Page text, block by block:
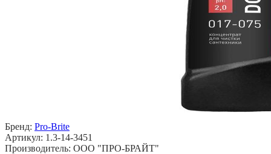
Бренд: Pro-Brite
Артикул: 1.3-14-3451
Производитель: ООО "ПРО-БРАЙТ"